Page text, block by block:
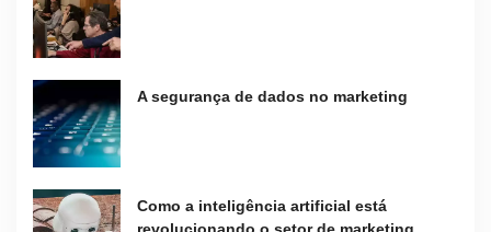
A segurança de dados no marketing
Como a inteligência artificial está
revolucionando o setor de marketing